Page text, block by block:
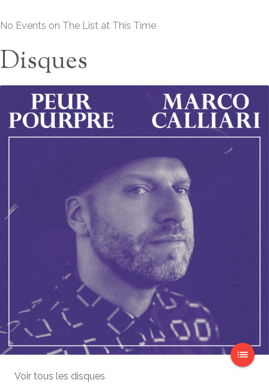
No Events on The List at This Time
Disques
list
Voir tous les disques